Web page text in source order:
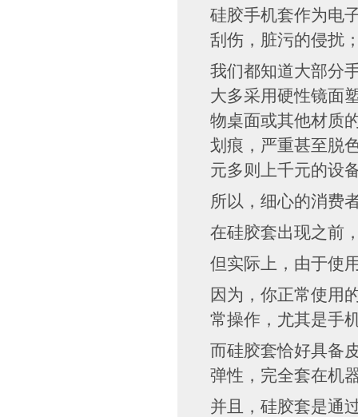
硅胶手机套作为电
刮伤，脏污的侵扰
我们都知道大部分
大多采用硬性镜面
物桌面或其他材质
划痕，严重甚至脱
元多则上千元的设
所以，细心的消费
在硅胶套出现之前
但实际上，由于使
因为，你正常使用
常操作，尤其是手
而硅胶套恰好具备
弹性，完全套在机
并且，硅胶套是通